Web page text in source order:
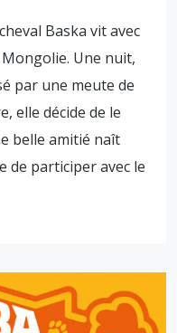
Baska vit avec
Une nuit,
par une meute de
elle décide de le
belle amitié naît
de participer avec le